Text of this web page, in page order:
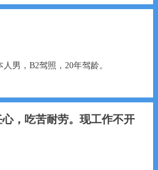
面
男，B2驾照，20年驾龄。
，吃苦耐劳。现工作不开